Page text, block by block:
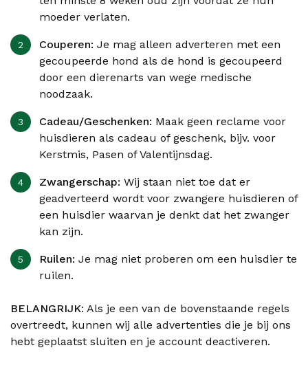
moeder verlaten.
Couperen: Je mag alleen adverteren met een
gecoupeerde hond als de hond is gecoupeerd
door een dierenarts van wege medische
noodzaak.
Cadeau/Geschenken: Maak geen reclame voor
huisdieren als cadeau of geschenk, bijv. voor
Kerstmis, Pasen of Valentijnsdag.
Zwangerschap: Wij staan niet toe dat er
geadverteerd wordt voor zwangere huisdieren of
een huisdier waarvan je denkt dat het zwanger
kan zijn.
Ruilen: Je mag niet proberen om een huisdier te
ruilen.
BELANGRIJK: Als je een van de bovenstaande regels
overtreedt, kunnen wij alle advertenties die je bij ons
hebt geplaatst sluiten en je account deactiveren.